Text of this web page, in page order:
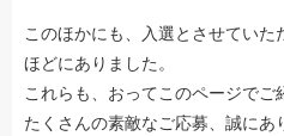
このほかにも、入選とさせてい
ほどにありました。
これらも、おってこのページでご
たくさんの素敵なご応募、誠にあ